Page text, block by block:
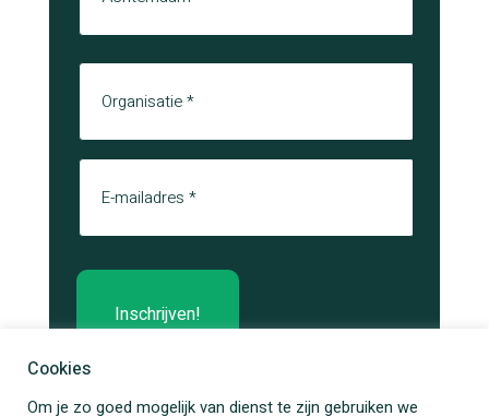
Achternaam
Organisatie
E-mail
Cookies
Om je zo goed mogelijk van dienst te zijn gebruiken we